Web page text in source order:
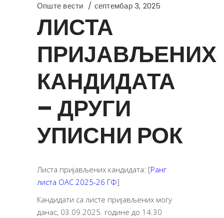
Опште вести септембар 3, 2025
ЛИСТА
ПРИЈАВЉЕНИХ
КАНДИДАТА
– ДРУГИ
УПИСНИ РОК
Листа пријављених кандидата: [Ранг
листа ОАС 2025-26 ГФ]
Кандидати са листе пријављених могу
данас, 03.09.2025. године до 14.30